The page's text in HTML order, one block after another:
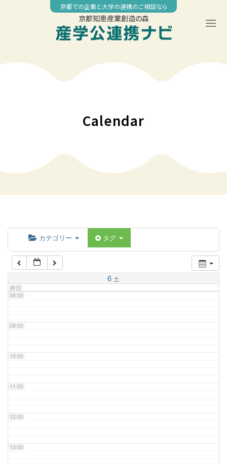
京都での企業と大学の連携のご相談なら
京都知恵産業創造の森
Calendar
カテゴリー タグ
6 土
終日
04:00
07:00
08:00
09:00
10:00
11:00
12:00
13:00